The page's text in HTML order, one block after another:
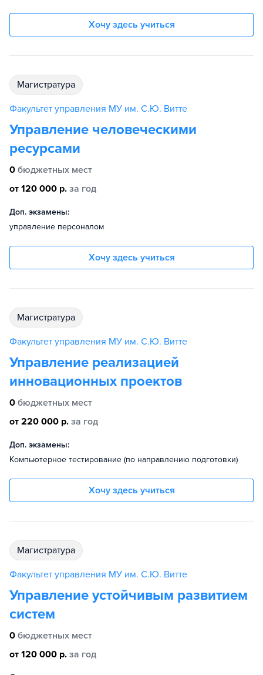
Хочу здесь учиться
магистратура
Факультет управления МУ им. С.Ю. Витте
Управление человеческими
ресурсами
0 бюджетных мест
от 120 000 р. за год
Доп. экзамены:
управление персоналом
Хочу здесь учиться
магистратура
Факультет управления МУ им. С.Ю. Витте
Управление реализацией
инновационных проектов
0 бюджетных мест
от 220 000 р. за год
Доп. экзамены:
Компьютерное тестирование (по направлению подготовки)
Хочу здесь учиться
магистратура
Факультет управления МУ им. С.Ю. Витте
Управление устойчивым развитием
систем
0 бюджетных мест
от 120 000 р. за год